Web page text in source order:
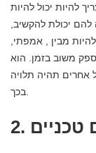
להיות יכול להיות
יכולת להקשיב,
מבין , אמפתי,
משוב בזמן. הוא
אחרים תהיה תלויה
טכניים